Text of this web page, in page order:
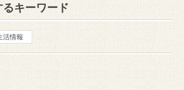
キーワード
活情報